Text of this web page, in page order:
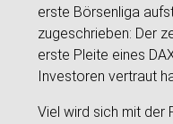
erste Börsenliga
zugeschrieben: Der
erste Pleite eines
Investoren vertraut
Viel wird sich mit der